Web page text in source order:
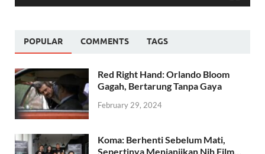
POPULAR COMMENTS TAGS
Red Right Hand: Orlando Bloom
Gagah, Bertarung Tanpa Gaya
February 29, 2024
Koma: Berhenti Sebelum Mati,
Sepertinya Menjanjikan Nih Film…